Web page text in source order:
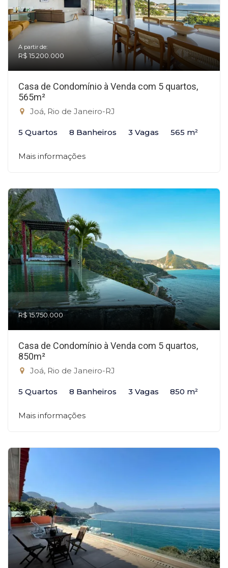
A partir de:
R$ 15.200.000
Casa de Condomínio à Venda com 5 quartos,
565m²
Joá, Rio de Janeiro-RJ
5 Quartos 8 Banheiros 3 Vagas 565 m²
Mais informações
R$ 15.750.000
Casa de Condomínio à Venda com 5 quartos,
850m²
Joá, Rio de Janeiro-RJ
5 Quartos 8 Banheiros 3 Vagas 850 m²
Mais informações